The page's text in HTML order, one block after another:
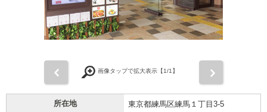
画像タップで拡大表示【1/1】
所在地 東京都練馬区練馬１丁目3-5